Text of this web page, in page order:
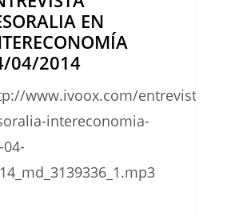
EN
04/2014
www.ivoox.com/entrevista-
intereconomia-
04-